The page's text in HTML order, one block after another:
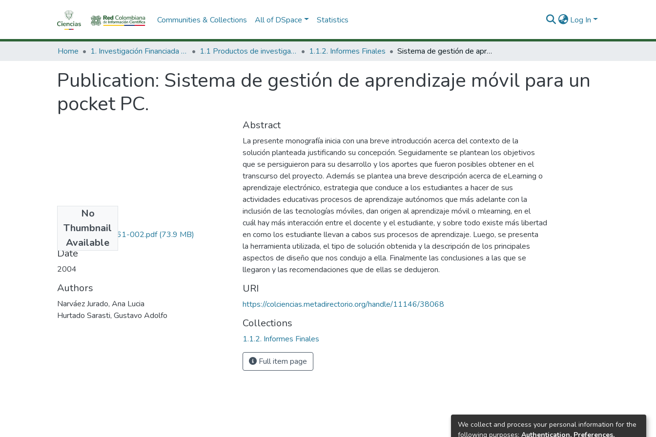
Communities & Collections All of DSpace Statistics Log In
Home 1. Investigación Financiada con Recursos Públicos 1.1 Productos de investigación 1.1.2. Informes Finales Sistema de gestión de aprendizaje móvil para un pocket PC.
Publication: Sistema de gestión de aprendizaje móvil para un
pocket PC.
No
Thumbnail
Available
1103-11-14461-002.pdf(73.9 MB)
Date
2004
Authors
Narváez Jurado, Ana Lucia
Hurtado Sarasti, Gustavo Adolfo
Abstract
La presente monografía inicia con una breve introducción acerca del contexto de la
solución planteada justificando su concepción. Seguidamente se plantean los objetivos
que se persiguieron para su desarrollo y los aportes que fueron posibles obtener en el
transcurso del proyecto. Además se plantea una breve descripción acerca de eLearning o
aprendizaje electrónico, estrategia que conduce a los estudiantes a hacer de sus
actividades educativas procesos de aprendizaje autónomos que más adelante con la
inclusión de las tecnologías móviles, dan origen al aprendizaje móvil o mlearning, en el
cuál hay más interacción entre el docente y el estudiante, y sobre todo existe más libertad
en como los estudiante llevan a cabos sus procesos de aprendizaje. Luego, se presenta
la herramienta utilizada, el tipo de solución obtenida y la descripción de los principales
aspectos de diseño que nos condujo a ella. Finalmente las conclusiones a las que se
llegaron y las recomendaciones que de ellas se dedujeron.
URI
https://colciencias.metadirectorio.org/handle/11146/38068
Collections
1.1.2. Informes Finales
Full item page
We collect and process your personal information for the
following purposes: Authentication, Preferences,